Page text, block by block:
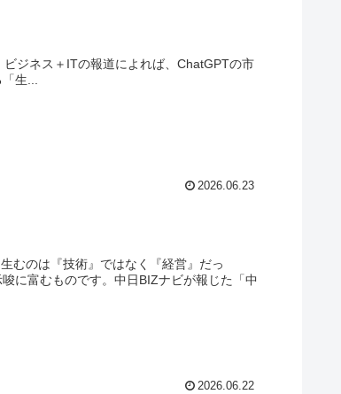
ジネス＋ITの報道によれば、ChatGPTの市
生...
2026.06.23
むのは『技術』ではなく『経営』だっ
に富むものです。中日BIZナビが報じた「中
2026.06.22